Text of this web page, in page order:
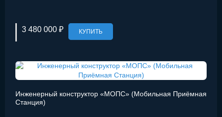
3 480 000 ₽ КУПИТЬ
Инженерный конструктор «МОПС» (Мобильная Приёмная
Станция)